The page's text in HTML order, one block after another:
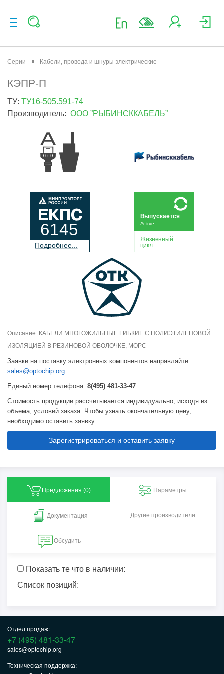
Серии Кабели, провода и шнуры электрические
КЭПР-П
ТУ: ТУ16-505.591-74
Производитель: ООО ”РЫБИНСККАБЕЛЬ”
Подробнее...
6145
Жизненный
цикл
Active
Выпускается
Описание: КАБЕЛИ МНОГОЖИЛЬНЫЕ ГИБКИЕ С ПОЛИЭТИЛЕНОВОЙ
ИЗОЛЯЦИЕЙ В РЕЗИНОВОЙ ОБОЛОЧКЕ, МОРС
Заявки на поставку электронных компонентов направляйте:
sales@optochip.org
Единый номер телефона: 8(495) 481-33-47
Стоимость продукции рассчитывается индивидуально, исходя из
объема, условий заказа. Чтобы узнать окончательную цену,
необходимо оставить заявку
Зарегистрироваться и оставить заявку
Предложения (0) Параметры
Документация Другие производители
Обсудить
Показать те что в наличии:
Список позиций:
Отдел продаж:
+7 (495) 481-33-47
sales@optochip.org
Техническая поддержка: